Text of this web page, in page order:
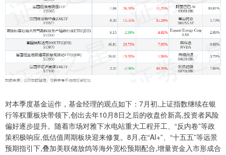
对本季度基金运作，基金经理的观点如下：7月初,上证指数继续在银
行等权重板块带领下,创出去年10月8日之后的收盘价新高,投资者风险
偏好逐步提升。随着市场对雅下水电站重大工程开工、“反内卷”等政
策积极响应,低估值周期板块迎来修复。8月,在“AI+”、“十五五”等远景
预期指引下,叠加美联储放鸽等海外宽松预期配合,增量资金入市形成合